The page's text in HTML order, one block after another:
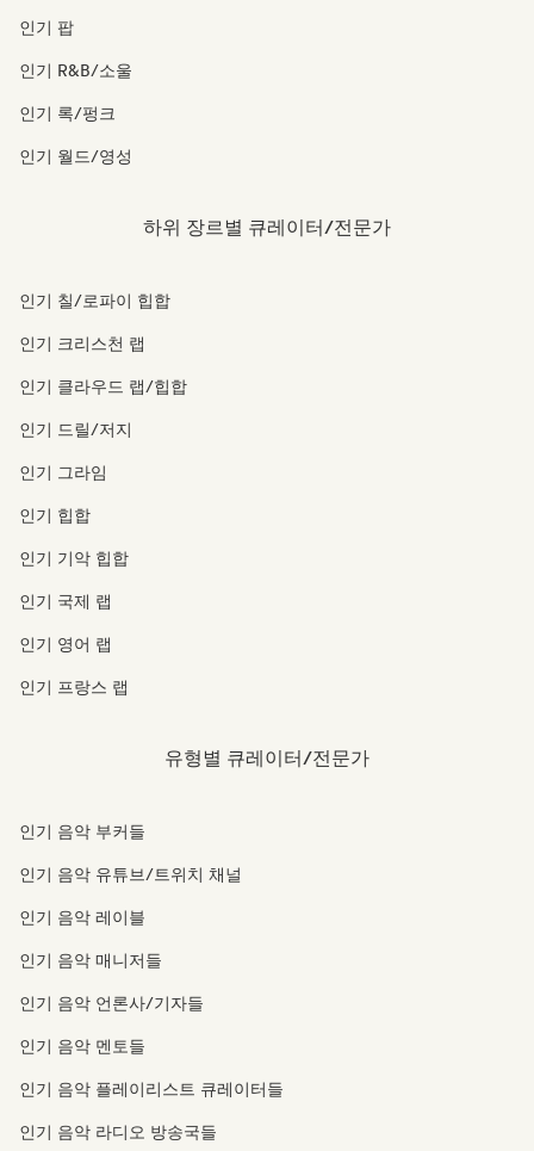
인기 팝
인기 R&B/소울
인기 록/펑크
인기 월드/영성
하위 장르별 큐레이터/전문가
인기 칠/로파이 힙합
인기 크리스천 랩
인기 클라우드 랩/힙합
인기 드릴/저지
인기 그라임
인기 힙합
인기 기악 힙합
인기 국제 랩
인기 영어 랩
인기 프랑스 랩
유형별 큐레이터/전문가
인기 음악 부커들
인기 음악 유튜브/트위치 채널
인기 음악 레이블
인기 음악 매니저들
인기 음악 언론사/기자들
인기 음악 멘토들
인기 음악 플레이리스트 큐레이터들
인기 음악 라디오 방송국들